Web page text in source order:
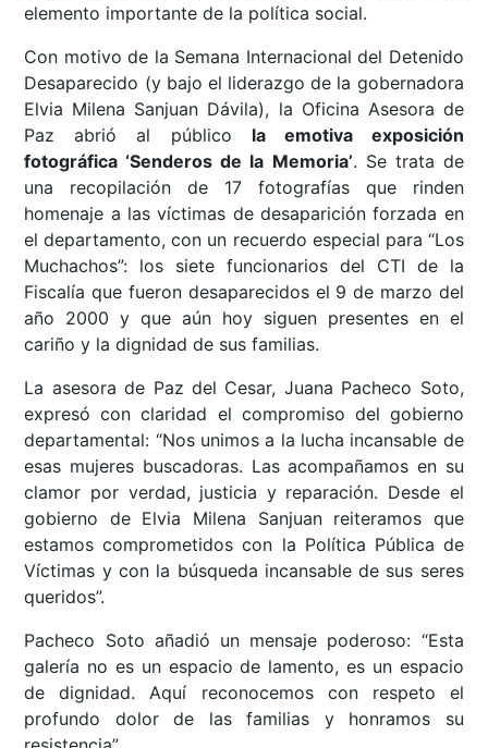
elemento importante de la política social.
Con motivo de la Semana Internacional del Detenido
Desaparecido (y bajo el liderazgo de la gobernadora
Elvia Milena Sanjuan Dávila), la Oficina Asesora de
Paz abrió al público la emotiva exposición
fotográfica ‘Senderos de la Memoria’. Se trata de
una recopilación de 17 fotografías que rinden
homenaje a las víctimas de desaparición forzada en
el departamento, con un recuerdo especial para “Los
Muchachos”: los siete funcionarios del CTI de la
Fiscalía que fueron desaparecidos el 9 de marzo del
año 2000 y que aún hoy siguen presentes en el
cariño y la dignidad de sus familias.
La asesora de Paz del Cesar, Juana Pacheco Soto,
expresó con claridad el compromiso del gobierno
departamental: “Nos unimos a la lucha incansable de
esas mujeres buscadoras. Las acompañamos en su
clamor por verdad, justicia y reparación. Desde el
gobierno de Elvia Milena Sanjuan reiteramos que
estamos comprometidos con la Política Pública de
Víctimas y con la búsqueda incansable de sus seres
queridos”.
Pacheco Soto añadió un mensaje poderoso: “Esta
galería no es un espacio de lamento, es un espacio
de dignidad. Aquí reconocemos con respeto el
profundo dolor de las familias y honramos su